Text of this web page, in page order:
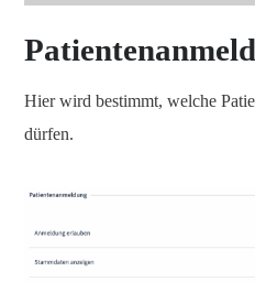
Hier wird bestimmt, welche
dürfen.